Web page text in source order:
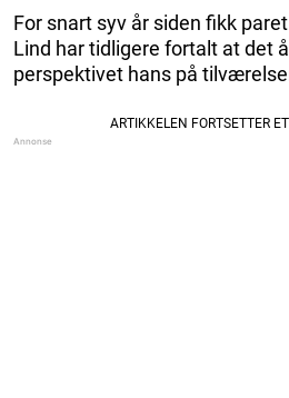
For snart syv år siden fikk
Lind har tidligere fortalt at det
perspektivet hans på